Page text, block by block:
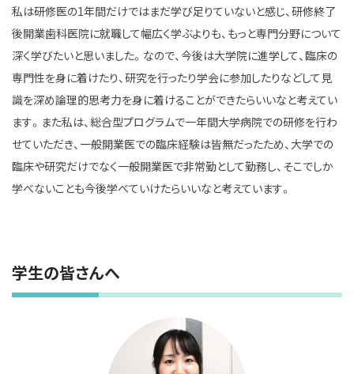
私は研修医の1年間だけではまだ学び足りていないと感じ、研修終了
後開業歯科医院に就職して幅広く学ぶよりも、もっと専門分野について
深く学びたいと思いました。なので、今後は大学院に進学して、臨床の
専門性を身に着けたり、研究を行ったり学会に参加したりなどして見
識を深め論理的思考力を身に着けることができたらいいなと考えてい
ます。また私は、総合型プログラムで一年間大学病院での研修を行わ
せていただき、一般開業医での臨床経験は皆無だったため、大学での
臨床や研究だけでなく一般開業医で非常勤として勤務し、そこでしか
学べないことも今後学べていけたらいいなと考えています。
学生の皆さんへ